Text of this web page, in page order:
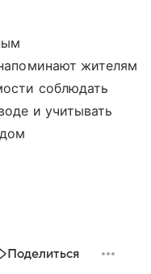
жителям
соблюдать
и учитывать
Поделиться